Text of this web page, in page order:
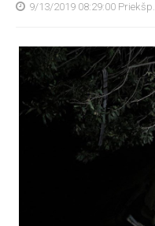
9/13/2019 08:29:00 Priekšp.